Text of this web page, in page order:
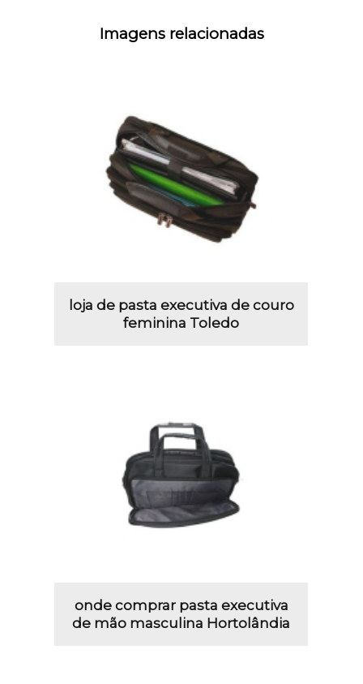
Imagens relacionadas
loja de pasta executiva de couro
feminina Toledo
onde comprar pasta executiva
de mão masculina Hortolândia